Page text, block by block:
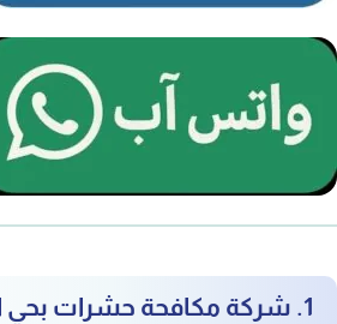
1. شركة مكافحة حشرات بحي